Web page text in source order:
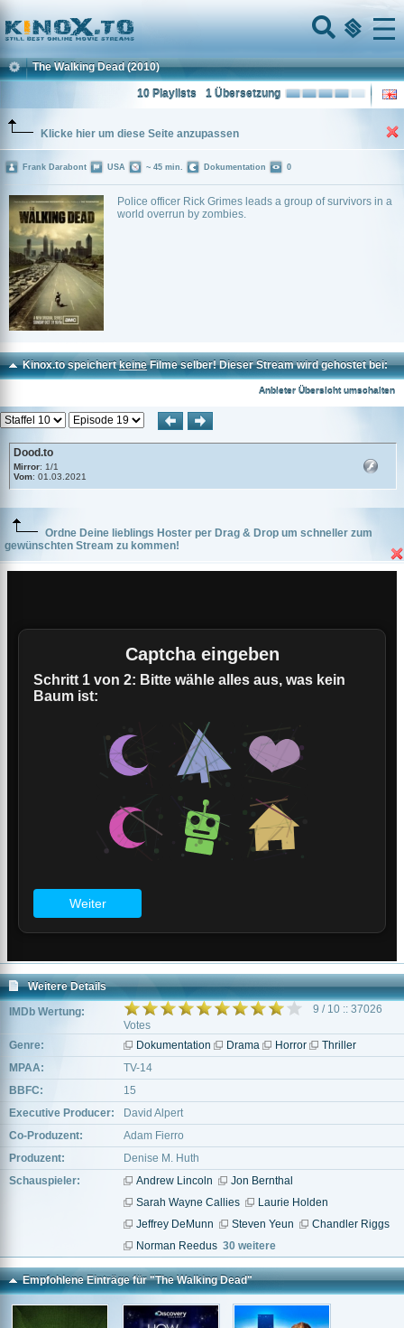
Home
Menu
The Walking Dead (2010)
1 Übersetzung
10 Playlists
Klicke hier um diese Seite anzupassen
Police officer Rick Grimes leads a group of survivors in a
world overrun by zombies.
Frank Darabont USA ~ 45 min. Dokumentation 0
Kinox.to speichertkeineFilme selber! Dieser Stream wird gehostet bei:
Anbieter Übersicht umschalten
Dood.to
Mirror: 1/1
Vom: 01.03.2021
Ordne Deine lieblings Hoster per Drag & Drop um schneller zum
gewünschten Stream zu kommen!
Weitere Details
IMDb Wertung:
9 / 10 :: 37026
Votes
Genre:
Dokumentation Drama Horror
Thriller
MPAA:
TV-14
BBFC:
15
Executive Producer:
David Alpert
Co-Produzent:
Adam Fierro
Produzent:
Denise M. Huth
Schauspieler:
Andrew Lincoln
Jon Bernthal
Sarah Wayne Callies
Laurie Holden
Jeffrey DeMunn
Steven Yeun
Chandler Riggs
Norman Reedus 30 weitere
Empfohlene Einträge für "The Walking Dead"